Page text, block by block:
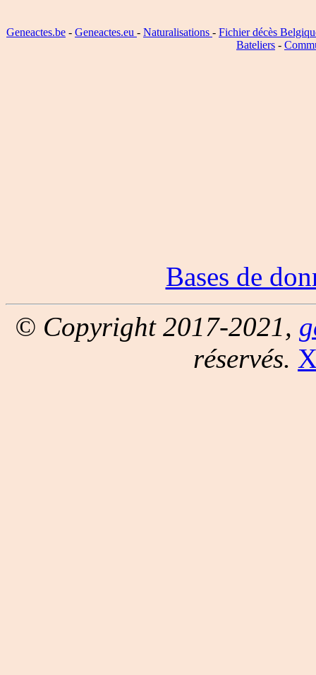
Geneactes.be - Geneactes.eu - Naturalisations - Fichier décès
Bateliers -
Bases de
© Copyright 2017-2021,
réservés.